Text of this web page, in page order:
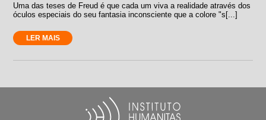
Uma das teses de Freud é que cada um viva a realidade através dos
óculos especiais do seu fantasia inconsciente que a colore "s[...]
LER MAIS